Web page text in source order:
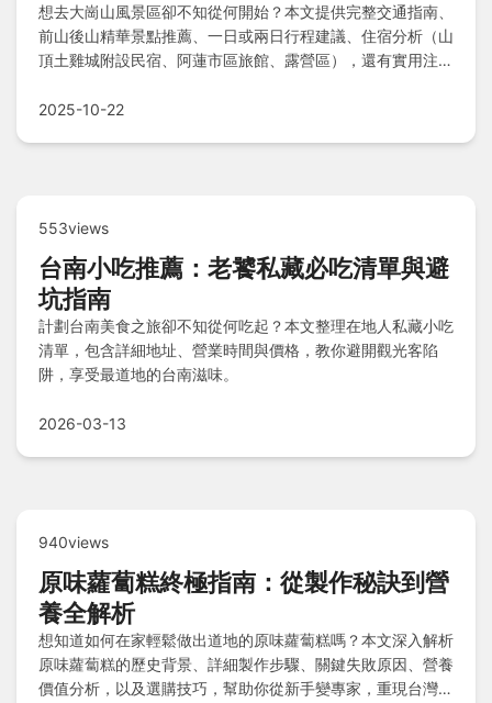
想去大崗山風景區卻不知從何開始？本文提供完整交通指南、
前山後山精華景點推薦、一日或兩日行程建議、住宿分析（山
頂土雞城附設民宿、阿蓮市區旅館、露營區），還有實用注意
2025-10-22
553views
台南小吃推薦：老饕私藏必吃清單與避
坑指南
計劃台南美食之旅卻不知從何吃起？本文整理在地人私藏小吃
清單，包含詳細地址、營業時間與價格，教你避開觀光客陷
阱，享受最道地的台南滋味。
2026-03-13
940views
原味蘿蔔糕終極指南：從製作秘訣到營
養全解析
想知道如何在家輕鬆做出道地的原味蘿蔔糕嗎？本文深入解析
原味蘿蔔糕的歷史背景、詳細製作步驟、關鍵失敗原因、營養
價值分析，以及選購技巧，幫助你從新手變專家，重現台灣古